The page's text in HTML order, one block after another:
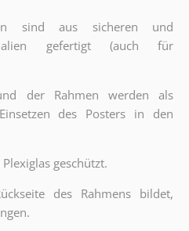
sind aus sicheren und
gefertigt (auch für
der Rahmen werden als
des Posters in den
geschützt.
des Rahmens bildet,